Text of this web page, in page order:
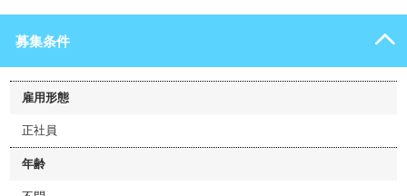
募集条件
雇用形態
正社員
年齢